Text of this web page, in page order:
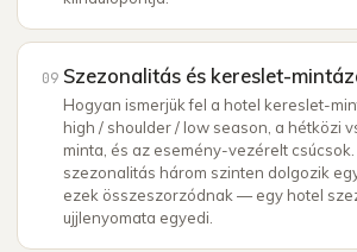
09 Szezonalitás és kereslet-
Hogyan ismerjük fel a hotel kereslet-
high / shoulder / low season, a hétközi
minta, és az esemény-vezérelt csúcsok.
szezonalitás három szinten dolgozik
ezek összeszorzódnak — egy hotel
ujjlenyomata egyedi.